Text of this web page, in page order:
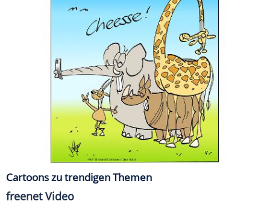
Cartoons zu trendigen Themen
freenet Video